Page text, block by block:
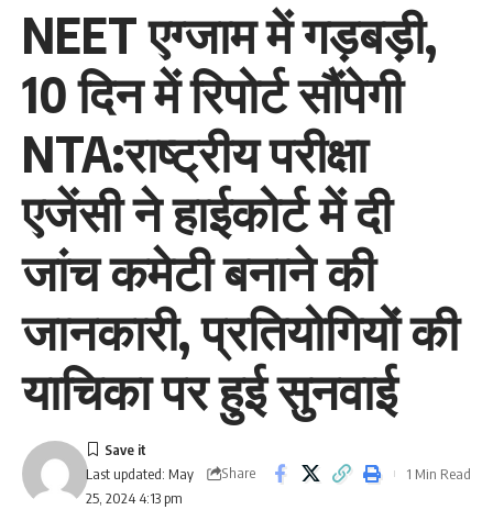
NEET एग्जाम में गड़बड़ी,
10 दिन में रिपोर्ट सौंपेगी
NTA:राष्ट्रीय परीक्षा
एजेंसी ने हाईकोर्ट में दी
जांच कमेटी बनाने की
जानकारी, प्रतियोगियों की
याचिका पर हुई सुनवाई
Last updated: May
25, 2024 4:13 pm
Share 1 Min Read